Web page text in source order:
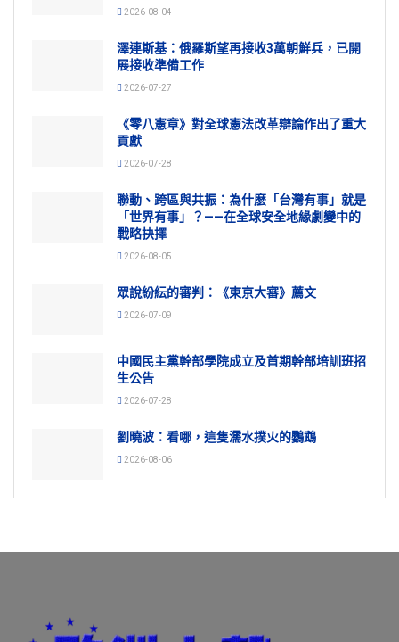
2026-08-04
澤連斯基：俄羅斯望再接收3萬朝鮮兵，已開
展接收準備工作
2026-07-27
《零八憲章》對全球憲法改革辯論作出了重大
貢獻
2026-07-28
聯動、跨區與共振：為什麽「台灣有事」就是
「世界有事」？——在全球安全地緣劇變中的
戰略抉擇
2026-08-05
眾說紛紜的審判：《東京大審》薦文
2026-07-09
中國民主黨幹部學院成立及首期幹部培訓班招
生公告
2026-07-28
劉曉波：看哪，這隻濡水撲火的鸚鵡
2026-08-06